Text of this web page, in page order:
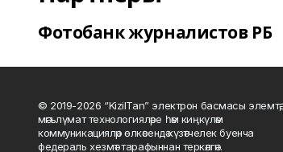
Фотобанк журналистов РБ
© 2019-2026 “KizilTan” электрон басмасы элемтә,
мәгълүмат технологияләре һәм киңкүләм
коммуникацияләр өлкәсендә күзәтчелек буенча
федераль хезмәт тарафыннан теркәлгән.